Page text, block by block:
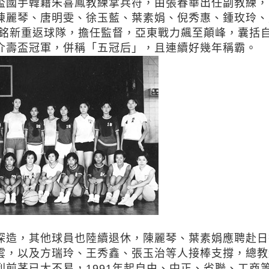
手韓籍朱喜鳳教練掌兵符，由張春華出任副教練
琴、唐明雯、徐玉藍、葉素娟、倪秀惠、鍾玫玲
新重返球隊，擔任監督，亞東戰力飆至顛峰，囊括
盃冠軍，併稱「五冠后」，且連續好幾年稱霸。
其他球員也陸續退休，陳麗琴、葉素娟應聘赴
以及方瑞玲、王秀鑫、張玉治等人接棒支撐，總